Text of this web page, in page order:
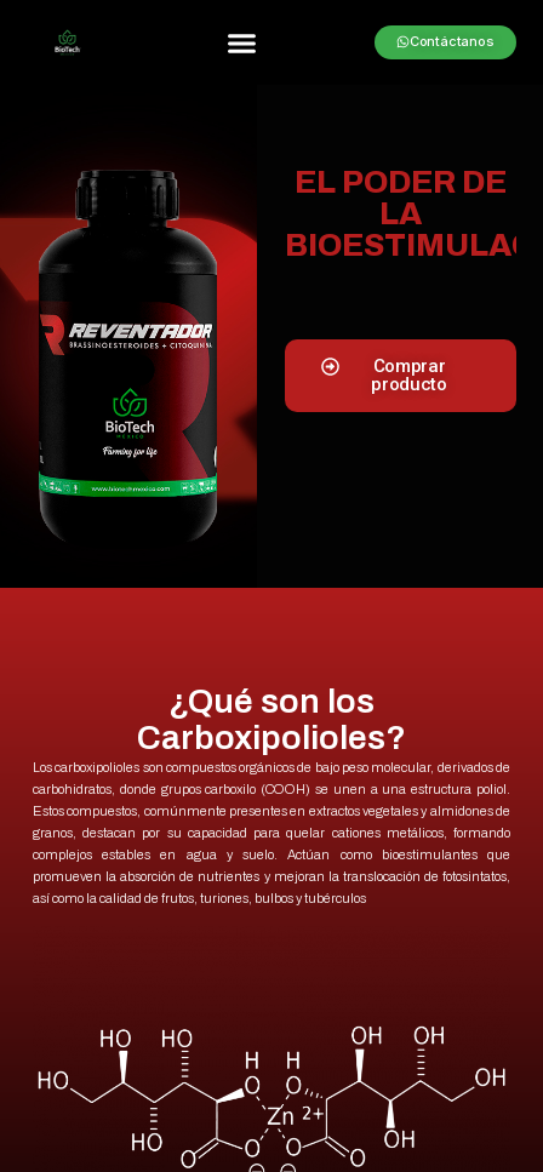
Contáctanos
EL PODER DE
LA
Comprar
producto
¿Qué son los
Carboxipolioles?
Los carboxipolioles son compuestos orgánicos de bajo peso molecular, derivados de
carbohidratos, donde grupos carboxilo (COOH) se unen a una estructura poliol.
Estos compuestos, comúnmente presentes en extractos vegetales y almidones de
granos, destacan por su capacidad para quelar cationes metálicos, formando
complejos estables en agua y suelo. Actúan como bioestimulantes que
promueven la absorción de nutrientes y mejoran la translocación de fotosintatos,
así como la calidad de frutos, turiones, bulbos y tubérculos